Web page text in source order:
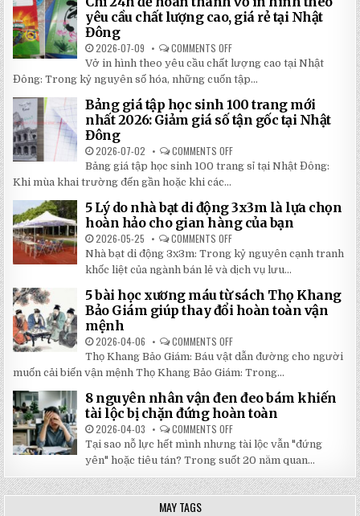
BẠN
TIẾT
KHI
LẮP
ĐẶT
NGOÀI
TRỜI
BỀN
ĐÁNG
ĐẦU
NHẤT
2026
yêu cầu chất lượng cao, giá rẻ tại Nhật
Đông
2026-07-09 COMMENTS OFF
CHỈ
24H
ĐỂ
HOÀN
VỞ
IN
HÌNH
YÊU
CHẤT
LƯỢNG
RẺ
TẠI
NHẬT
ĐÔNG
Vở in hình theo yêu cầu chất lượng cao tại Nhật
Đông: Trong kỷ nguyên số hóa, những cuốn tập...
Bảng giá tập học sinh 100 trang mới
nhất 2026: Giảm giá số tận gốc tại Nhật
Đông
2026-07-02 COMMENTS OFF
BẢNG
GIÁ
100
TRANG
MỚI
2026:
GIẢM
GIÁ
SỐ
TẬN
GỐC
TẠI
NHẬT
Bảng giá tập học sinh 100 trang sỉ tại Nhật Đông:
Khi mùa khai trường đến gần hoặc khi các...
5 Lý do nhà bạt di động 3x3m là lựa chọn
hoàn hảo cho gian hàng của bạn
2026-05-25 COMMENTS OFF
5
LÝ
DO
NHÀ
BẠT
DI
ĐỘNG
3X3M
LỰA
HOÀN
HẢO
CHO
HÀNG
CỦA
BẠN
Nhà bạt di động 3x3m: Trong kỷ nguyên cạnh tranh
khốc liệt của ngành bán lẻ và dịch vụ lưu...
5 bài học xương máu từ sách Thọ Khang
Bảo Giám giúp thay đổi hoàn toàn vận
mệnh
2026-04-06 COMMENTS OFF
5
BÀI
HỌC
XƯƠNG
MÁU
TỪ
SÁCH
THỌ
BẢO
GIÁM
GIÚP
THAY
ĐỔI
HOÀN
TOÀN
Thọ Khang Bảo Giám: Báu vật dẫn đường cho người
muốn cải biến vận mệnh Thọ Khang Bảo Giám: Trong...
8 nguyên nhân vận đen đeo bám khiến
tài lộc bị chặn đứng hoàn toàn
2026-04-03 COMMENTS OFF
NGUYÊN
NHÂN
VẬN
ĐEN
ĐEO
BÁM
Tại sao nỗ lực hết mình nhưng tài lộc vẫn "đứng
yên" hoặc tiêu tán? Trong suốt 20 năm quan...
MAY TAGS